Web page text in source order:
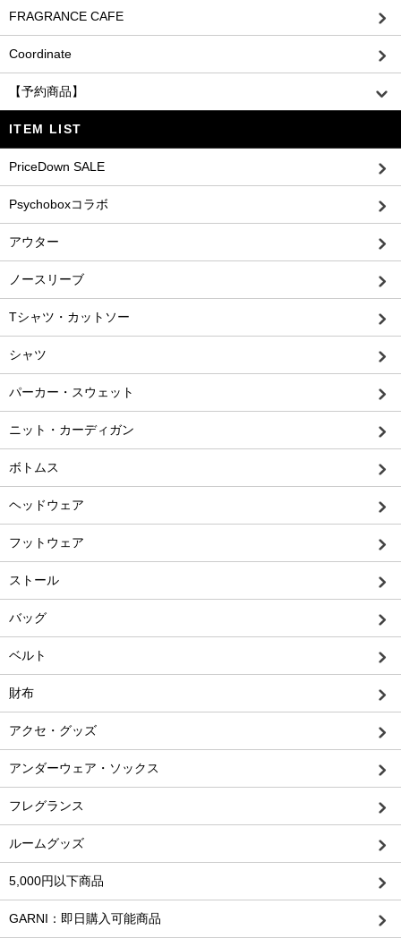
FRAGRANCE CAFE
Coordinate
【予約商品】
ITEM LIST
PriceDown SALE
Psychoboxコラボ
アウター
ノースリーブ
Tシャツ・カットソー
シャツ
パーカー・スウェット
ニット・カーディガン
ボトムス
ヘッドウェア
フットウェア
ストール
バッグ
ベルト
財布
アクセ・グッズ
アンダーウェア・ソックス
フレグランス
ルームグッズ
5,000円以下商品
GARNI：即日購入可能商品